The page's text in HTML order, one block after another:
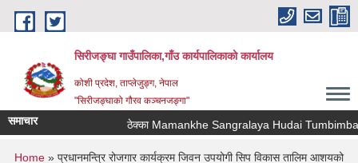
Skip to main content
सिरीजङ्घा गाउँपालिका,गाँउ कार्यपालिकाको कार्यालय
कोशी प्रदेश, ताप्लेजुङ्ग, नेपाल
"सिरीजङ्घाको गौरव कञ्चनजङ्गा"
समाचार ठेक्का Mamankhe Sangralaya Hudai Tumbimba
Home » प्रधानमन्त्रि रोजगार कार्यक्रम जिवन उपयोगी सिप विकास तालिम आशयको